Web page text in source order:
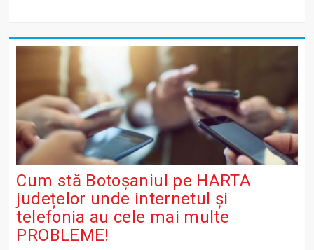
Cum stă Botoșaniul pe HARTA
județelor unde internetul și
telefonia au cele mai multe
PROBLEME!